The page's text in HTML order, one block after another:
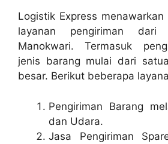
Logistik Express
layanan pengiriman dari
Manokwari. Termasuk
jenis barang mulai dari
besar. Berikut beberapa
Pengiriman Barang
dan Udara.
Jasa Pengiriman